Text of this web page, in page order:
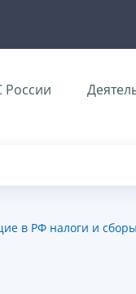
в РФ налоги и сборы